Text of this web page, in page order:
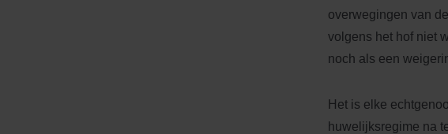
overwegingen van
volgens het hof niet
noch als een
Het is elke
huwelijksregime na